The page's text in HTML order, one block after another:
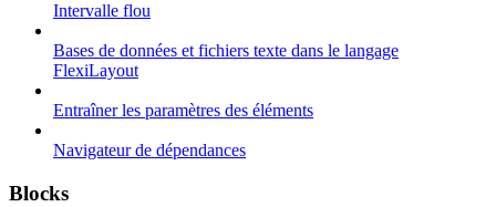
Intervalle flou
Bases de données et fichiers texte dans le langage
FlexiLayout
Entraîner les paramètres des éléments
Navigateur de dépendances
Blocks